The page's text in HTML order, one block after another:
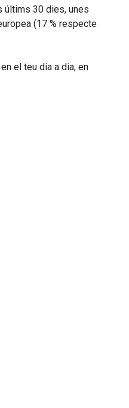
últims 30 dies, unes
(17 % respecte
el teu dia a dia, en